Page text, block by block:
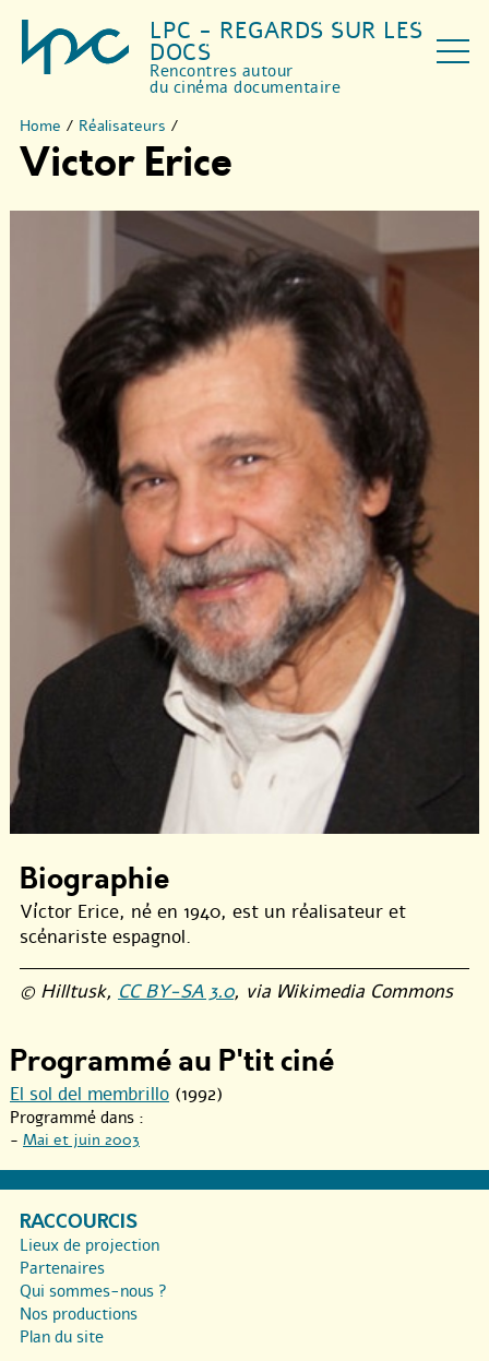
LPC - REGARDS SUR LES
DOCS
Rencontres autour
du cinéma documentaire
Home / Réalisateurs /
Victor Erice
Biographie
Víctor Erice, né en 1940, est un réalisateur et
scénariste espagnol.
© Hilltusk, CC BY-SA 3.0, via Wikimedia Commons
Programmé au P'tit ciné
El sol del membrillo (1992)
Programmé dans :
- Mai et juin 2003
RACCOURCIS
Lieux de projection
Partenaires
Qui sommes-nous ?
Nos productions
Plan du site